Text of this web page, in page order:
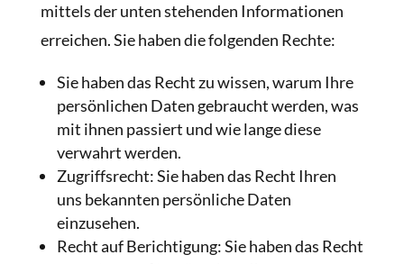
mittels der unten stehenden Informationen
erreichen. Sie haben die folgenden Rechte:
Sie haben das Recht zu wissen, warum Ihre
persönlichen Daten gebraucht werden, was
mit ihnen passiert und wie lange diese
verwahrt werden.
Zugriffsrecht: Sie haben das Recht Ihren
uns bekannten persönliche Daten
einzusehen.
Recht auf Berichtigung: Sie haben das Recht